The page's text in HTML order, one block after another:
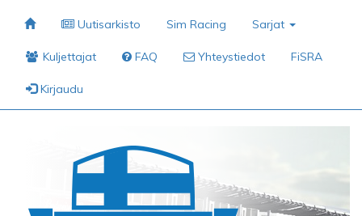
Uutisarkisto Sim Racing Sarjat
Kuljettajat FAQ Yhteystiedot FiSRA
Kirjaudu